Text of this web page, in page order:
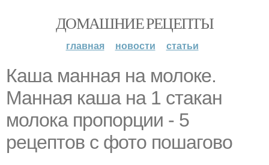
ДОМАШНИЕ РЕЦЕПТЫ
главная новости статьи
Каша манная на молоке.
Манная каша на 1 стакан
молока пропорции - 5
рецептов с фото пошагово